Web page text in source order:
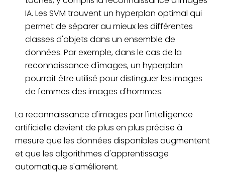
IA. Les SVM trouvent un hyperplan optimal qui
permet de séparer au mieux les différentes
classes d'objets dans un ensemble de
données. Par exemple, dans le cas de la
reconnaissance d'images, un hyperplan
pourrait être utilisé pour distinguer les images
de femmes des images d'hommes.
La reconnaissance d'images par l'intelligence
artificielle devient de plus en plus précise à
mesure que les données disponibles augmentent
et que les algorithmes d'apprentissage
automatique s'améliorent.